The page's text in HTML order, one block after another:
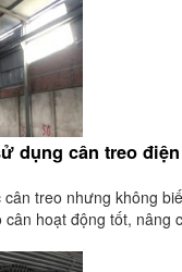
dụng cân treo
treo nhưng không
hoạt động tốt, nâng